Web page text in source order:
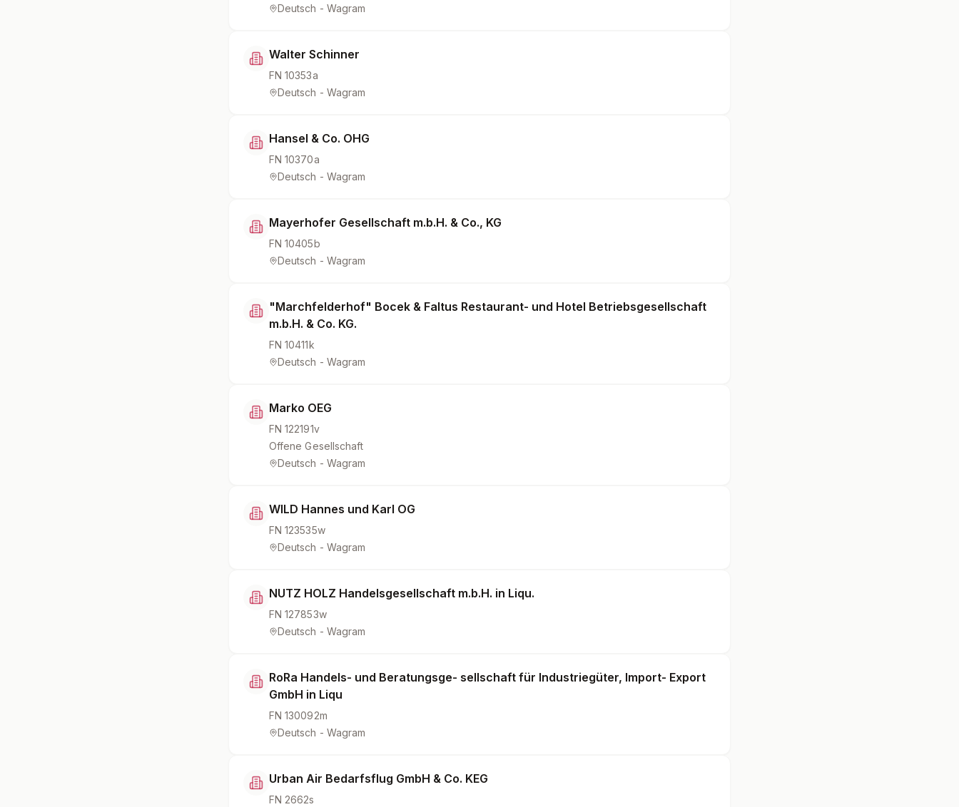
Deutsch - Wagram
Walter Schinner
FN10353a
Deutsch - Wagram
Hansel & Co. OHG
FN10370a
Deutsch - Wagram
Mayerhofer Gesellschaft m.b.H. & Co., KG
FN10405b
Deutsch - Wagram
"Marchfelderhof" Bocek & Faltus Restaurant- und Hotel Betriebsgesellschaft
m.b.H. & Co. KG.
FN10411k
Deutsch - Wagram
Marko OEG
FN122191v
Offene Gesellschaft
Deutsch - Wagram
WILD Hannes und Karl OG
FN123535w
Deutsch - Wagram
NUTZ HOLZ Handelsgesellschaft m.b.H. in Liqu.
FN127853w
Deutsch - Wagram
RoRa Handels- und Beratungsge- sellschaft für Industriegüter, Import- Export
GmbH in Liqu
FN130092m
Deutsch - Wagram
Urban Air Bedarfsflug GmbH & Co. KEG
FN 2662s